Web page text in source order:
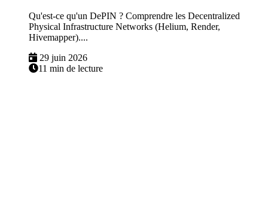
Qu'est-ce qu'un DePIN ? Comprendre les Decentralized
Physical Infrastructure Networks (Helium, Render,
Hivemapper)....
29 juin 2026
11 min de lecture